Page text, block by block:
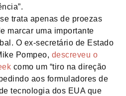
trata apenas de proezas
marcar uma importante
O ex-secretário de Estado
Pompeo, descreveu o
como um “tiro na direção
aos formuladores de
tecnologia dos EUA que